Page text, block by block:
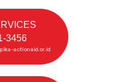
3456
actionaid.or.id